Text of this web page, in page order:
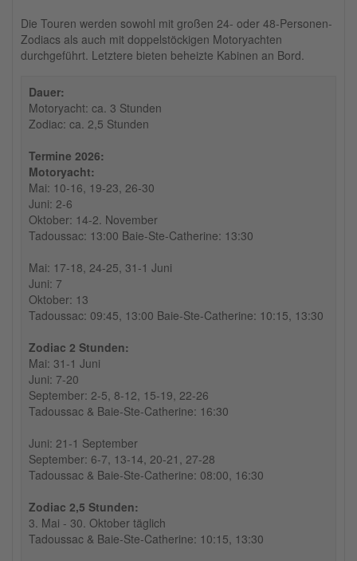
Die Touren werden sowohl mit großen 24- oder 48-Personen-
Zodiacs als auch mit doppelstöckigen Motoryachten
durchgeführt. Letztere bieten beheizte Kabinen an Bord.
Dauer:
Motoryacht: ca. 3 Stunden
Zodiac: ca. 2,5 Stunden
Termine 2026:
Motoryacht:
Mai: 10-16, 19-23, 26-30
Juni: 2-6
Oktober: 14-2. November
Tadoussac: 13:00 Baie-Ste-Catherine: 13:30
Mai: 17-18, 24-25, 31-1 Juni
Juni: 7
Oktober: 13
Tadoussac: 09:45, 13:00 Baie-Ste-Catherine: 10:15, 13:30
Zodiac 2 Stunden:
Mai: 31-1 Juni
Juni: 7-20
September: 2-5, 8-12, 15-19, 22-26
Tadoussac & Baie-Ste-Catherine: 16:30
Juni: 21-1 September
September: 6-7, 13-14, 20-21, 27-28
Tadoussac & Baie-Ste-Catherine: 08:00, 16:30
Zodiac 2,5 Stunden:
3. Mai - 30. Oktober täglich
Tadoussac & Baie-Ste-Catherine: 10:15, 13:30